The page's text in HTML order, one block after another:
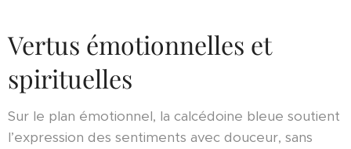
Vertus émotionnelles et
spirituelles
Sur le plan émotionnel, la calcédoine bleue soutient
l’expression des sentiments avec douceur, sans